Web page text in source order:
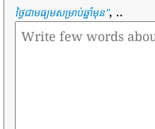
ថ្ងៃជាមធ្យមសម្រាប់ឆ្នាំមុន", ..